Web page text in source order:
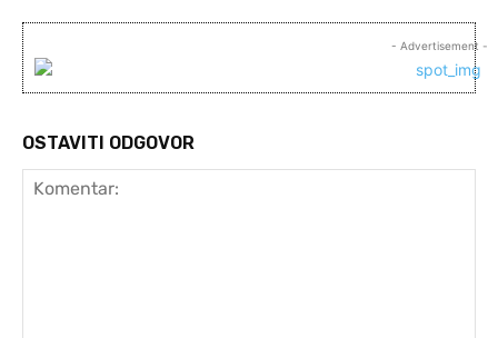
- Advertisement -
OSTAVITI ODGOVOR